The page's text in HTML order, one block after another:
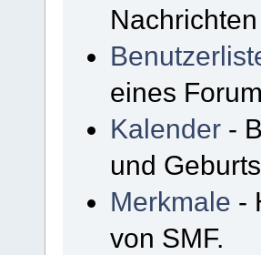
eines
Kalender -
und
Merkmale -
von SMF.